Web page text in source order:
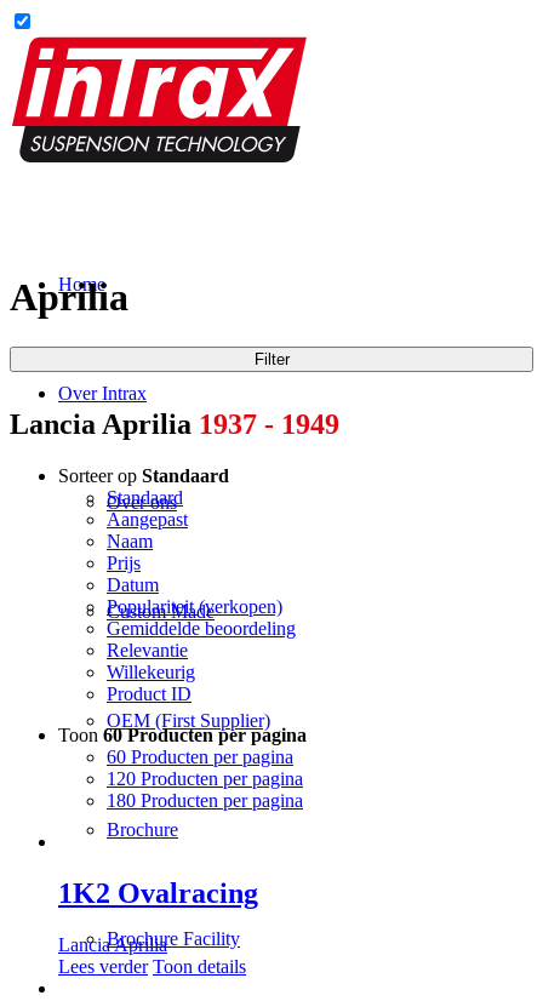
Home
Over Intrax
Over ons
Custom Made
OEM (First Supplier)
Brochure
Brochure Facility
Aprilia
Filter
Lancia Aprilia 1937 - 1949
Sorteer op Standaard
Standaard
Aangepast
Naam
Prijs
Datum
Populariteit (verkopen)
Gemiddelde beoordeling
Relevantie
Willekeurig
Product ID
Toon 60 Producten per pagina
60 Producten per pagina
120 Producten per pagina
180 Producten per pagina
1K2 Ovalracing
Lancia Aprilia
Lees verder Toon details